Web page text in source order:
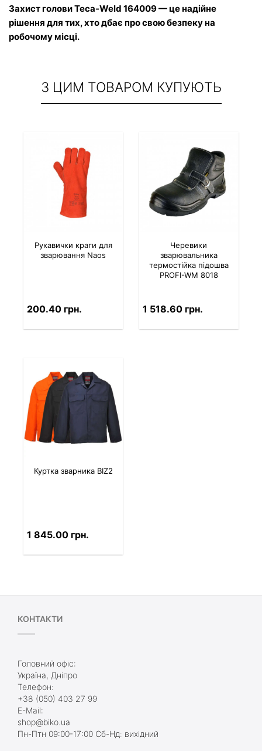
Захист голови Teca-Weld 164009 — це надійне
рішення для тих, хто дбає про свою безпеку на
робочому місці.
З ЦИМ ТОВАРОМ КУПУЮТЬ
Рукавички краги для
зварювання Naos
200.40 грн.
Черевики
зварювальника
термостійка підошва
PROFI-WM 8018
1 518.60 грн.
Куртка зварника BIZ2
1 845.00 грн.
КОНТАКТИ
Головний офіс:
Україна, Дніпро
Телефон:
+38 (050) 403 27 99
E-Mail:
shop@biko.ua
Пн-Птн 09:00-17:00 Сб-Нд: вихідний